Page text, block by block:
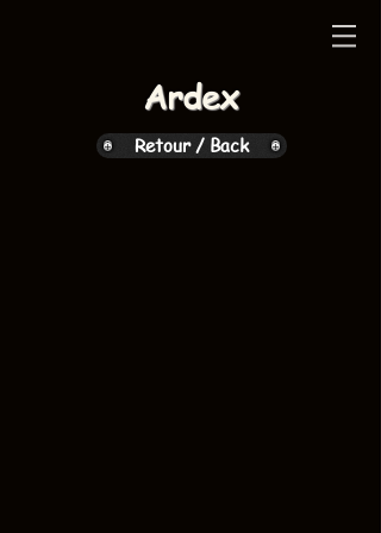
Ardex
Retour / Back